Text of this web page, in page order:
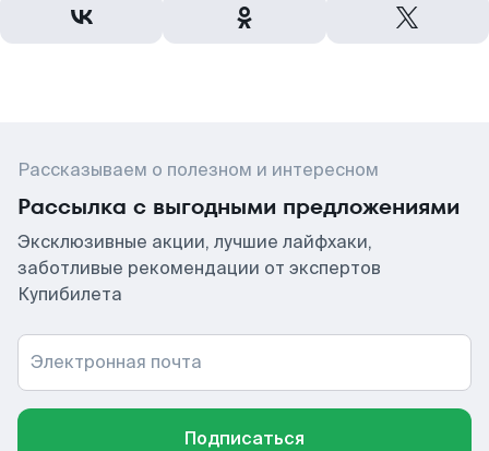
Рассказываем о полезном и интересном
Рассылка с выгодными предложениями
Эксклюзивные акции, лучшие лайфхаки,
заботливые рекомендации от экспертов
Купибилета
Электронная почта
Подписаться